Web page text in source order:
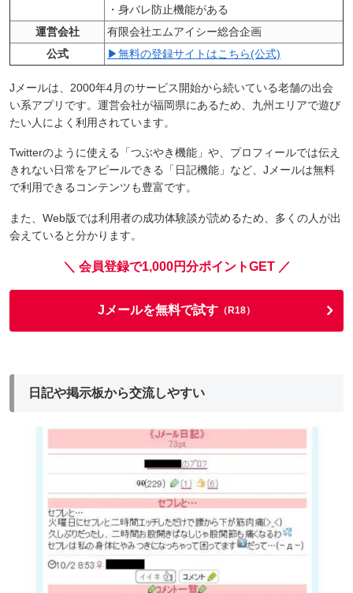
・身バレ防止機能がある
運営会社
有限会社エムアイシー総合企画
公式
▶無料の登録サイトはこちら(公式)
Jメールは、2000年4月のサービス開始から続いている老舗の出会
い系アプリです。運営会社が福岡県にあるため、九州エリアで遊び
たい人によく利用されています。
Twitterのように使える「つぶやき機能」や、プロフィールでは伝え
きれない日常をアピールできる「日記機能」など、Jメールは無料
で利用できるコンテンツも豊富です。
また、Web版では利用者の成功体験談が読めるため、多くの人が出
会えていると分かります。
＼ 会員登録で1,000円分ポイントGET ／
Jメールを無料で試す （R18）
日記や掲示板から交流しやすい